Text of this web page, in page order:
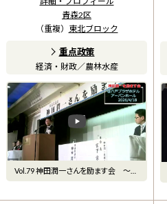
青森2区
（重複） 東北ブロック
重点政策
経済・財政／農林水産
Vol.79 神田潤一さんを励ます会 ～神
田潤一からのご挨拶